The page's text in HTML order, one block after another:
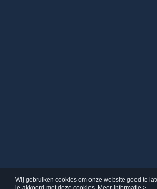
Wij gebruiken cookies om onze website goed te